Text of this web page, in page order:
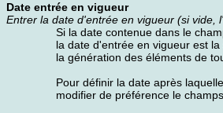
Date entrée en vigueur
Entrer la date d'entrée en vigueur (si vide,
Si la date contenue dans le
la date d'entrée en vigueur est
la génération des éléments de
Pour définir la date après
modifier de préférence le